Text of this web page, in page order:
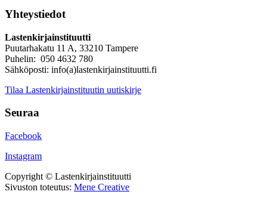
Yhteystiedot
Lastenkirjainstituutti
Puutarhakatu 11 A, 33210 Tampere
Puhelin: 050 4632 780
Sähköposti: info(a)lastenkirjainstituutti.fi
Tilaa Lastenkirjainstituutin uutiskirje
Seuraa
Facebook
Instagram
Copyright © Lastenkirjainstituutti
Sivuston toteutus: Mene Creative